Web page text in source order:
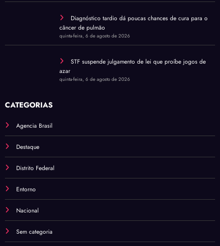
Diagnóstico tardio dá poucas chances de cura para o
câncer de pulmão
quinta-feira, 6 de agosto de 2026
STF suspende julgamento de lei que proíbe jogos de
azar
quinta-feira, 6 de agosto de 2026
CATEGORIAS
Agencia Brasil
Destaque
Distrito Federal
Entorno
Nacional
Sem categoria